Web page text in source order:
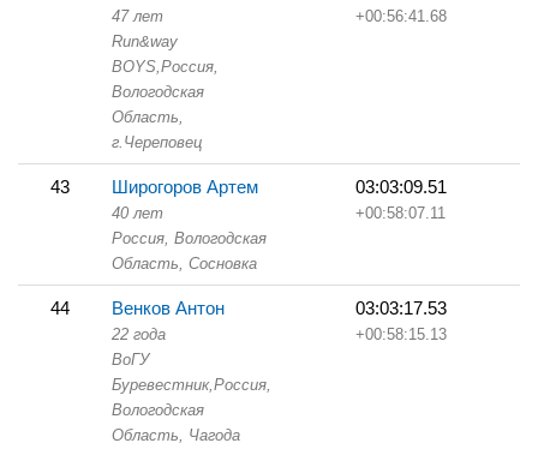
47 лет
Run&way
BOYS,Россия,
Вологодская
Область,
г.Череповец
+00:56:41.68
43 Широгоров Артем
40 лет
Россия, Вологодская
Область, Сосновка
03:03:09.51
+00:58:07.11
44 Венков Антон
22 года
ВоГУ
Буревестник,Россия,
Вологодская
Область, Чагода
03:03:17.53
+00:58:15.13